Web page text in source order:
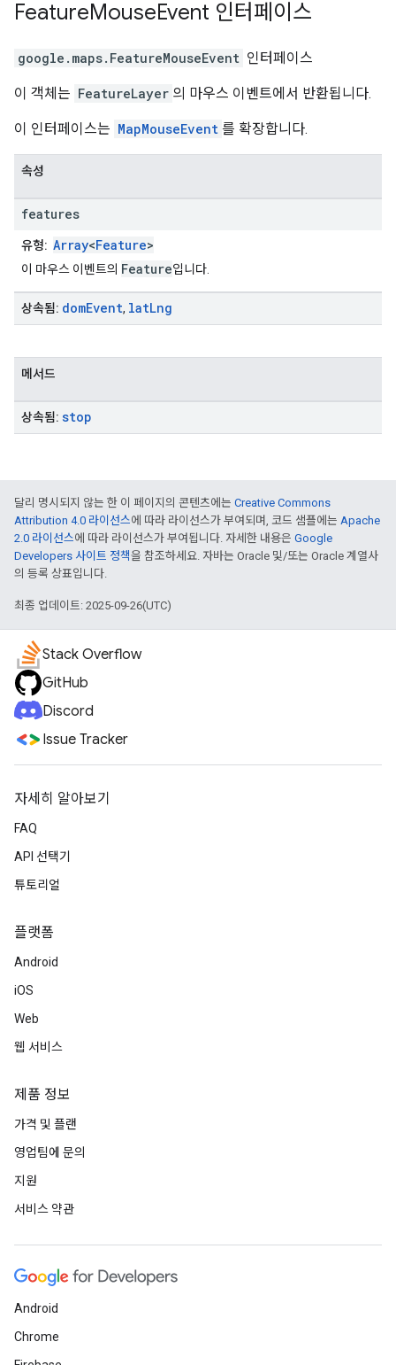
FeatureMouseEvent 인터페이스
google.maps. FeatureMouseEvent 인터페이스
이 객체는 FeatureLayer 의 마우스 이벤트에서 반환됩니다.
이 인터페이스는 MapMouseEvent 를 확장합니다.
속성
features
유형: Array<Feature>
이 마우스 이벤트의 Feature입니다.
상속됨: domEvent, latLng
메서드
상속됨: stop
달리 명시되지 않는 한 이 페이지의 콘텐츠에는 Creative Commons
Attribution 4.0 라이선스에 따라 라이선스가 부여되며, 코드 샘플에는 Apache
2.0 라이선스에 따라 라이선스가 부여됩니다. 자세한 내용은 Google
Developers 사이트 정책을 참조하세요. 자바는 Oracle 및/또는 Oracle 계열사
의 등록 상표입니다.
최종 업데이트: 2025-09-26(UTC)
Stack Overflow
GitHub
Discord
Issue Tracker
자세히 알아보기
FAQ
API 선택기
튜토리얼
플랫폼
Android
iOS
Web
웹 서비스
제품 정보
가격 및 플랜
영업팀에 문의
지원
서비스 약관
Android
Chrome